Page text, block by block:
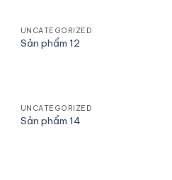
UNCATEGORIZED
Sản phẩm 12
UNCATEGORIZED
Sản phẩm 14